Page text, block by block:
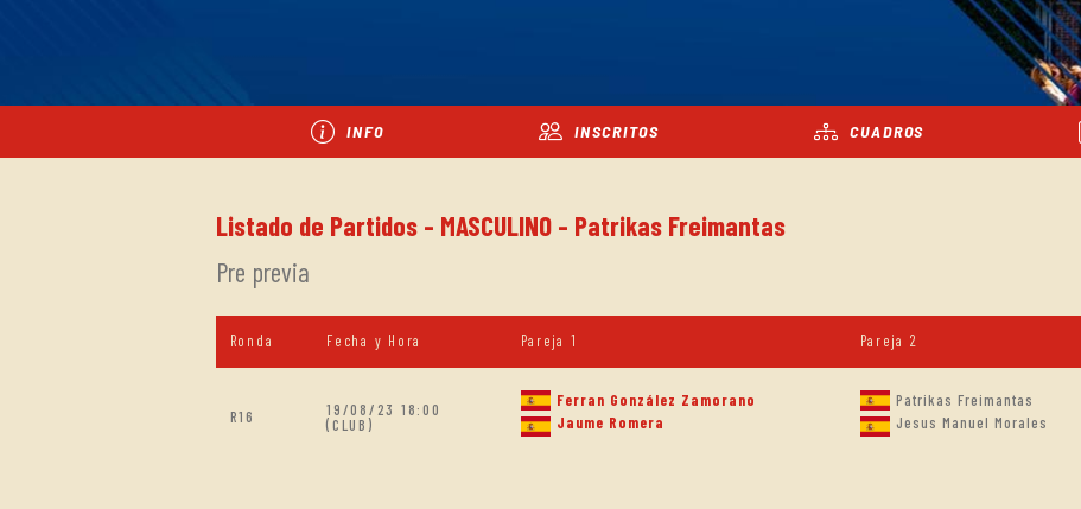
INFO INSCRITOS CUADROS
Listado de Partidos - MASCULINO - Patrikas Freimantas
Pre previa
Ronda Fecha y Hora Pareja 1 Pareja 2
R16
19/08/23 18:00
(CLUB)
Ferran González Zamorano
Jaume Romera
Patrikas Freimantas
Jesus Manuel Morales